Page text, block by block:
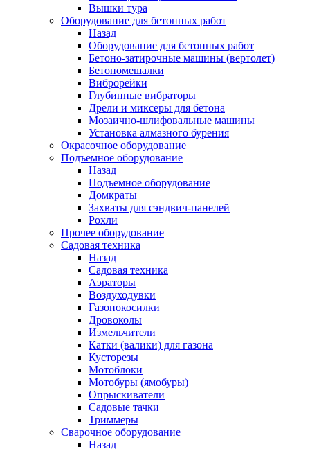
Вышки тура
Оборудование для бетонных работ
Назад
Оборудование для бетонных работ
Бетоно-затирочные машины (вертолет)
Бетономешалки
Виброрейки
Глубинные вибраторы
Дрели и миксеры для бетона
Мозаично-шлифовальные машины
Установка алмазного бурения
Окрасочное оборудование
Подъемное оборудование
Назад
Подъемное оборудование
Домкраты
Захваты для сэндвич-панелей
Рохли
Прочее оборудование
Садовая техника
Назад
Садовая техника
Аэраторы
Воздуходувки
Газонокосилки
Дровоколы
Измельчители
Катки (валики) для газона
Кусторезы
Мотоблоки
Мотобуры (ямобуры)
Опрыскиватели
Садовые тачки
Триммеры
Сварочное оборудование
Назад